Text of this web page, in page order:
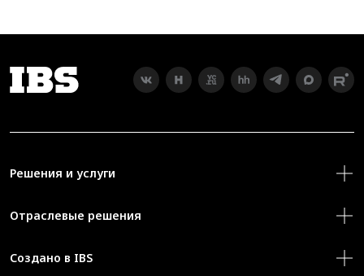
Решения и услуги
Отраслевые решения
Создано в IBS